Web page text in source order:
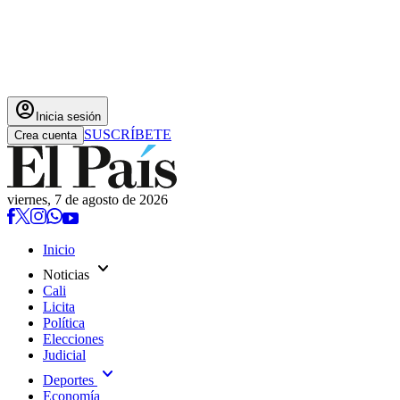
account_circle Inicia sesión
Crea cuenta SUSCRÍBETE
viernes, 7 de agosto de 2026
Inicio
Noticias expand_more
Cali
Licita
Política
Elecciones
Judicial
Deportes expand_more
Economía